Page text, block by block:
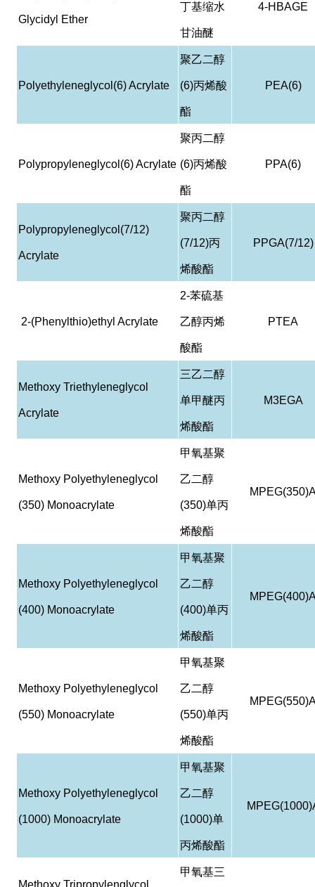
Glycidyl Ether
丁基缩水
甘油醚
4-HBAGE
Polyethyleneglycol(6) Acrylate
聚乙二醇
(6)丙烯酸
酯
PEA(6)
Polypropyleneglycol(6) Acrylate
聚丙二醇
(6)丙烯酸
酯
PPA(6)
Polypropyleneglycol(7/12)
Acrylate
聚丙二醇
(7/12)丙
烯酸酯
PPGA(7/12)
2-(Phenylthio)ethyl Acrylate
2-苯硫基
乙醇丙烯
酸酯
PTEA
Methoxy Triethyleneglycol
Acrylate
三乙二醇
单甲醚丙
烯酸酯
M3EGA
Methoxy Polyethyleneglycol
(350) Monoacrylate
甲氧基聚
乙二醇
(350)单丙
烯酸酯
Methoxy Polyethyleneglycol
(400) Monoacrylate
甲氧基聚
乙二醇
(400)单丙
烯酸酯
Methoxy Polyethyleneglycol
(550) Monoacrylate
甲氧基聚
乙二醇
(550)单丙
烯酸酯
Methoxy Polyethyleneglycol
(1000) Monoacrylate
甲氧基聚
乙二醇
(1000)单
丙烯酸酯
Methoxy Tripropylenglycol
甲氧基三